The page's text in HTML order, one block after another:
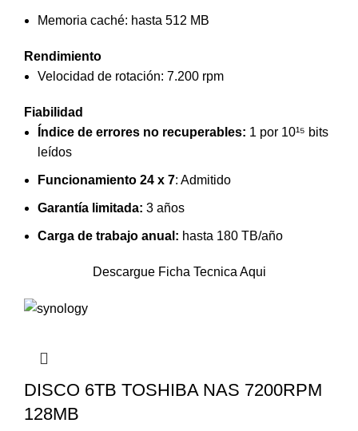
Memoria caché: hasta 512 MB
Rendimiento
Velocidad de rotación: 7.200 rpm
Fiabilidad
Índice de errores no recuperables: 1 por 10¹⁵ bits
leídos
Funcionamiento 24 x 7: Admitido
Garantía limitada: 3 años
Carga de trabajo anual: hasta 180 TB/año
Descargue Ficha Tecnica Aqui
DISCO 6TB TOSHIBA NAS 7200RPM
128MB